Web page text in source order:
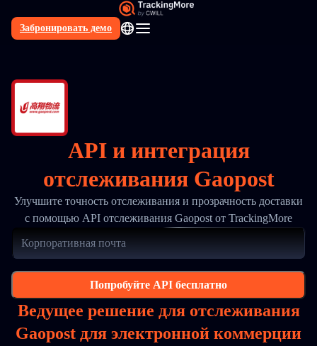
Забронировать демо
RU
API и интеграция
отслеживания Gaopost
Улучшите точность отслеживания и прозрачность доставки
с помощью API отслеживания Gaopost от TrackingMore
Попробуйте API бесплатно
Ведущее решение для отслеживания
Gaopost для электронной коммерции